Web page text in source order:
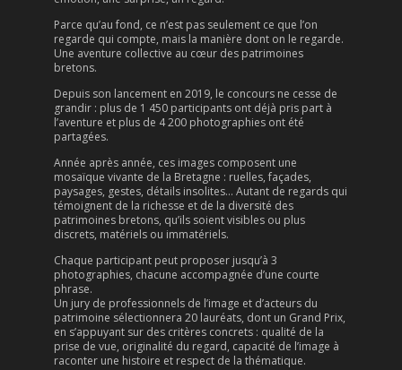
Parce qu’au fond, ce n’est pas seulement ce que l’on
regarde qui compte, mais la manière dont on le regarde.
Une aventure collective au cœur des patrimoines
bretons.
Depuis son lancement en 2019, le concours ne cesse de
grandir : plus de 1 450 participants ont déjà pris part à
l’aventure et plus de 4 200 photographies ont été
partagées.
Année après année, ces images composent une
mosaïque vivante de la Bretagne : ruelles, façades,
paysages, gestes, détails insolites… Autant de regards qui
témoignent de la richesse et de la diversité des
patrimoines bretons, qu’ils soient visibles ou plus
discrets, matériels ou immatériels.
Chaque participant peut proposer jusqu’à 3
photographies, chacune accompagnée d’une courte
phrase.
Un jury de professionnels de l’image et d’acteurs du
patrimoine sélectionnera 20 lauréats, dont un Grand Prix,
en s’appuyant sur des critères concrets : qualité de la
prise de vue, originalité du regard, capacité de l’image à
raconter une histoire et respect de la thématique.